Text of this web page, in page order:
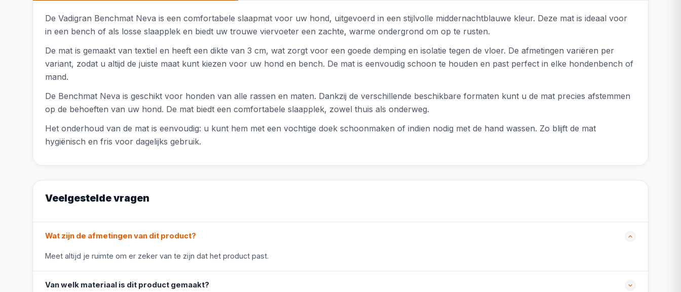
De Vadigran Benchmat Neva is een comfortabele slaapmat voor uw hond, uitgevoerd in een stijlvolle middernachtblauwe kleur. Deze mat is ideaal voor
in een bench of als losse slaapplek en biedt uw trouwe viervoeter een zachte, warme ondergrond om op te rusten.
De mat is gemaakt van textiel en heeft een dikte van 3 cm, wat zorgt voor een goede demping en isolatie tegen de vloer. De afmetingen variëren per
variant, zodat u altijd de juiste maat kunt kiezen voor uw hond en bench. De mat is eenvoudig schoon te houden en past perfect in elke hondenbench of
mand.
De Benchmat Neva is geschikt voor honden van alle rassen en maten. Dankzij de verschillende beschikbare formaten kunt u de mat precies afstemmen
op de behoeften van uw hond. De mat biedt een comfortabele slaapplek, zowel thuis als onderweg.
Het onderhoud van de mat is eenvoudig: u kunt hem met een vochtige doek schoonmaken of indien nodig met de hand wassen. Zo blijft de mat
hygiënisch en fris voor dagelijks gebruik.
Veelgestelde vragen
Wat zijn de afmetingen van dit product?
Meet altijd je ruimte om er zeker van te zijn dat het product past.
Van welk materiaal is dit product gemaakt?